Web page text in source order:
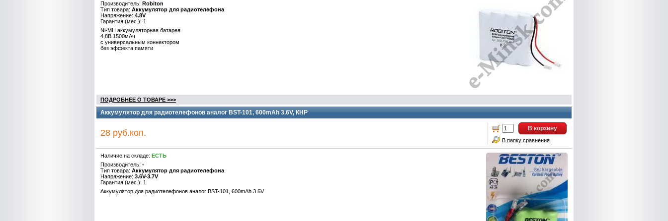
Производитель: Robiton
Тип товара: Аккумулятор для радиотелефона
Напряжение: 4.8V
Гарантия (мес.): 1
Ni-MH аккумуляторная батарея
4,8B 1500мАч
с универсальным коннектором
без эффекта памяти
ПОДРОБНЕЕ О ТОВАРЕ >>>
Аккумулятор для радиотелефонов аналог BST-101, 600mAh 3.6V, КНР
28 руб.коп. В корзину
В папку сравнения
Наличие на складе: ЕСТЬ
Производитель: -
Тип товара: Аккумулятор для радиотелефона
Напряжение: 3.6V-3.7V
Гарантия (мес.): 1
Аккумулятор для радиотелефонов аналог BST-101, 600mAh 3.6V